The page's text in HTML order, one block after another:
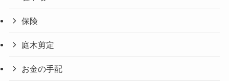
保険
庭木剪定
お金の手配